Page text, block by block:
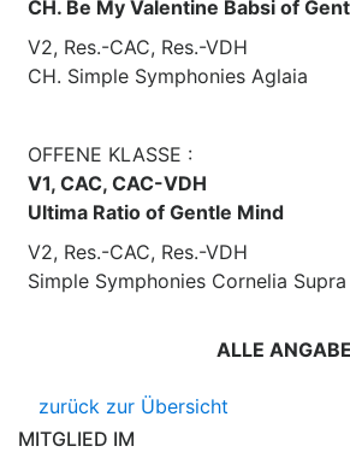
CH. Be My Valentine Babsi of
V2, Res.-CAC, Res.-VDH
CH. Simple Symphonies Aglaia
OFFENE KLASSE :
V1, CAC, CAC-VDH
Ultima Ratio of Gentle Mind
V2, Res.-CAC, Res.-VDH
Simple Symphonies Cornelia Supra
ALLE
zurück zur Übersicht
MITGLIED IM